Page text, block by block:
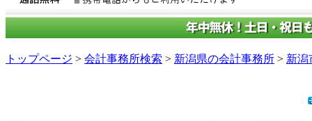
トップページ > 会計事務所検索 > 新潟県の会計事務所 > 新潟